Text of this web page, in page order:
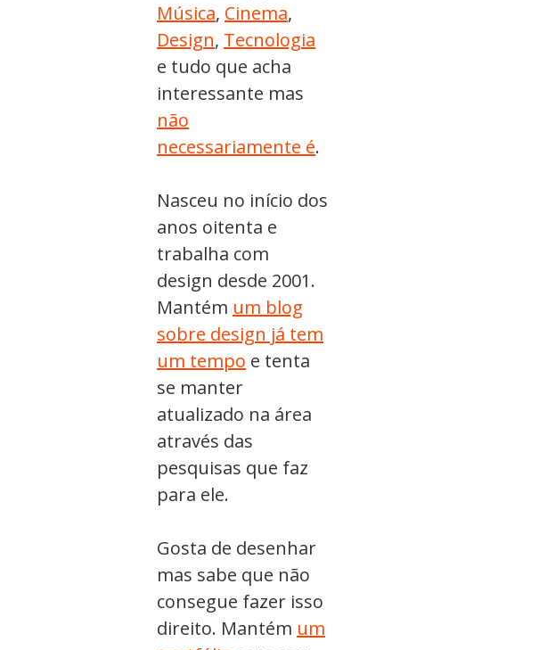
Música, Cinema,
Design, Tecnologia
e tudo que acha
interessante mas
não
necessariamente é.
Nasceu no início dos
anos oitenta e
trabalha com
design desde 2001.
Mantém um blog
sobre design já tem
um tempo e tenta
se manter
atualizado na área
através das
pesquisas que faz
para ele.
Gosta de desenhar
mas sabe que não
consegue fazer isso
direito. Mantém um